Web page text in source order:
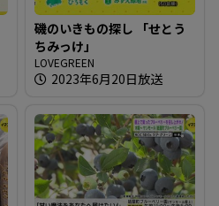
磯のいきもの探し 「せとう
ちみっけ」
LOVEGREEN
2023年6月20日放送